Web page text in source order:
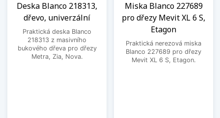
Deska Blanco 218313,
dřevo, univerzální
Praktická deska Blanco
218313 z masivního
bukového dřeva pro dřezy
Metra, Zia, Nova.
Miska Blanco 227689
pro dřezy Mevit XL 6 S,
Etagon
Praktická nerezová miska
Blanco 227689 pro dřezy
Mevit XL 6 S, Etagon.